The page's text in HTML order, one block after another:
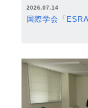
2026.07.14
国際学会「